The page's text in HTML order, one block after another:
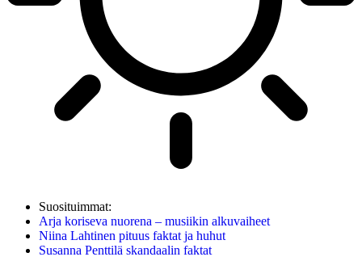
Suosituimmat:
Arja koriseva nuorena – musiikin alkuvaiheet
Niina Lahtinen pituus faktat ja huhut
Susanna Penttilä skandaalin faktat